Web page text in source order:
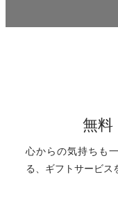
無料
心からの気持ちも
る、ギフトサービス